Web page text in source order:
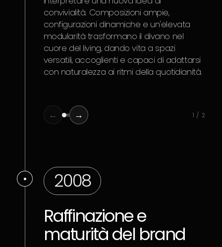
convivialità. Composizioni ampie,
configurazioni dinamiche e un'elevata
modularità trasformano il divano nel
cuore del living, dando vita a spazi
versatili, accoglienti e capaci di adattarsi
con naturalezza ai ritmi della quotidianità.
← → 1 / 2
2008
Raffinazione e
maturità del brand